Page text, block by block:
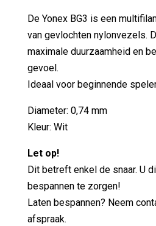
De Yonex BG3 is een
van gevlochten nylonvezels.
maximale duurzaamheid en
gevoel.
Ideaal voor beginnende
Diameter: 0,74 mm
Kleur: Wit
Let op!
Dit betreft enkel de snaar. U
bespannen te zorgen!
Laten bespannen? Neem
afspraak.